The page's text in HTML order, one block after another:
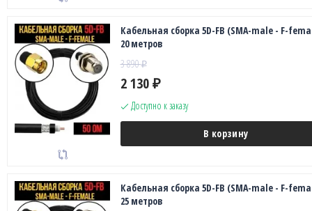
Кабельная сборка 5D-FB (SMA-male - F-
20 метров
3 890₽
2 130 ₽
Доступно к заказу
В корзину
Кабельная сборка 5D-FB (SMA-male - F-
25 метров